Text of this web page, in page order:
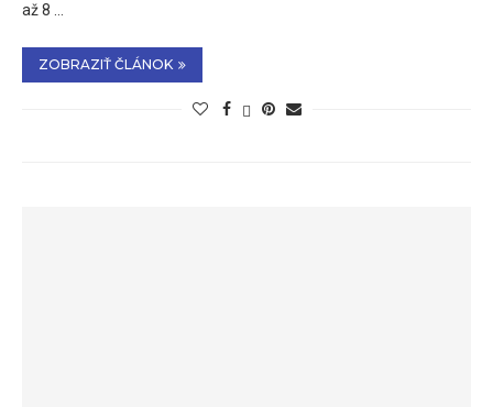
až 8 …
ZOBRAZIŤ ČLÁNOK